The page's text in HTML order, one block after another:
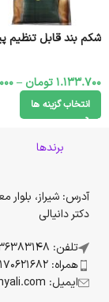
شکم بند قابل تنظيم
1.133.700تومان –
انتخاب گزینه ها
برندها
آدرس: شیراز، بلوار
دکتر دانیالی
تلفن: 07136383148
همراه: 09170621682
ایمیل: info@drdanyali.com